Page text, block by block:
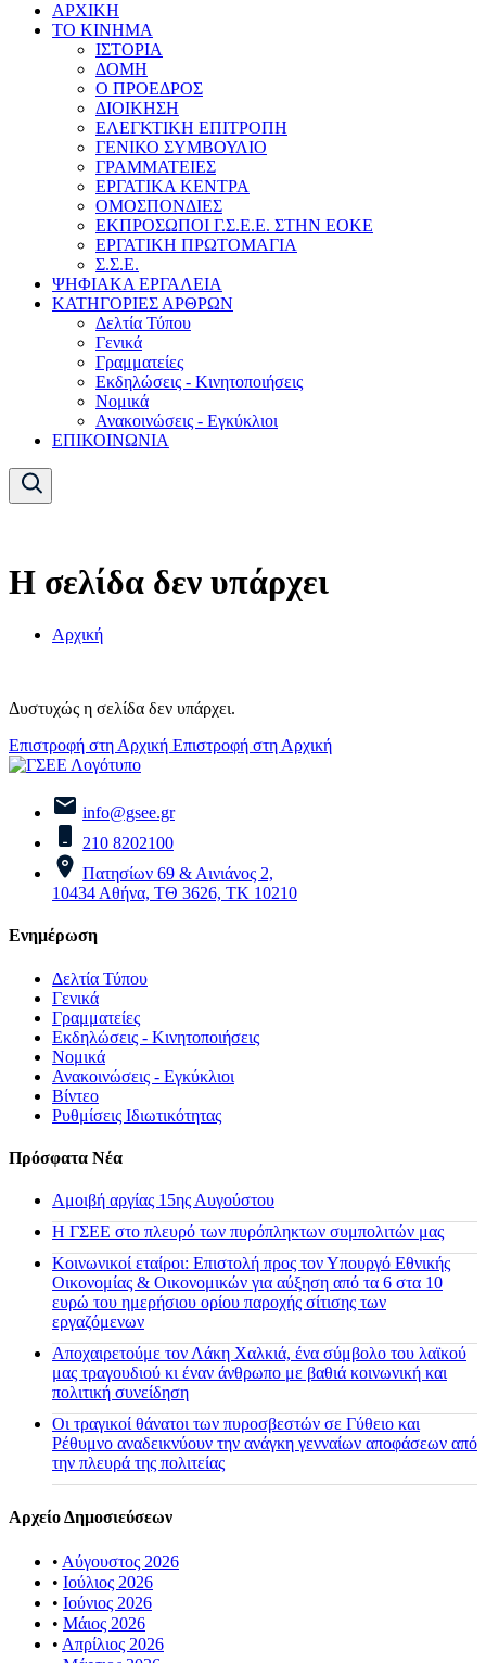
ΑΡΧΙΚΗ
ΤΟ ΚΙΝΗΜΑ
ΙΣΤΟΡΙΑ
ΔΟΜΗ
Ο ΠΡΟΕΔΡΟΣ
ΔΙΟΙΚΗΣΗ
ΕΛΕΓΚΤΙΚΗ ΕΠΙΤΡΟΠΗ
ΓΕΝΙΚΟ ΣΥΜΒΟΥΛΙΟ
ΓΡΑΜΜΑΤΕΙΕΣ
ΕΡΓΑΤΙΚΑ ΚΕΝΤΡΑ
ΟΜΟΣΠΟΝΔΙΕΣ
ΕΚΠΡΟΣΩΠΟΙ Γ.Σ.Ε.Ε. ΣΤΗΝ ΕΟΚΕ
ΕΡΓΑΤΙΚΗ ΠΡΩΤΟΜΑΓΙΑ
Σ.Σ.Ε.
ΨΗΦΙΑΚΑ ΕΡΓΑΛΕΙΑ
ΚΑΤΗΓΟΡΙΕΣ ΑΡΘΡΩΝ
Δελτία Τύπου
Γενικά
Γραμματείες
Εκδηλώσεις - Κινητοποιήσεις
Νομικά
Ανακοινώσεις - Εγκύκλιοι
ΕΠΙΚΟΙΝΩΝΙΑ
Η σελίδα δεν υπάρχει
Αρχική
Δυστυχώς η σελίδα δεν υπάρχει.
Επιστροφή στη Αρχική Επιστροφή στη Αρχική
info@gsee.gr
210 8202100
Πατησίων 69 & Αινιάνος 2,
10434 Αθήνα, ΤΘ 3626, ΤΚ 10210
Ενημέρωση
Δελτία Τύπου
Γενικά
Γραμματείες
Εκδηλώσεις - Κινητοποιήσεις
Νομικά
Ανακοινώσεις - Εγκύκλιοι
Βίντεο
Ρυθμίσεις Ιδιωτικότητας
Πρόσφατα Νέα
Αμοιβή αργίας 15ης Αυγούστου
H ΓΣΕΕ στο πλευρό των πυρόπληκτων συμπολιτών μας
Κοινωνικοί εταίροι: Επιστολή προς τον Υπουργό Εθνικής
Οικονομίας & Οικονομικών για αύξηση από τα 6 στα 10
ευρώ του ημερήσιου ορίου παροχής σίτισης των
εργαζόμενων
Αποχαιρετούμε τον Λάκη Χαλκιά, ένα σύμβολο του λαϊκού
μας τραγουδιού κι έναν άνθρωπο με βαθιά κοινωνική και
πολιτική συνείδηση
Οι τραγικοί θάνατοι των πυροσβεστών σε Γύθειο και
Ρέθυμνο αναδεικνύουν την ανάγκη γενναίων αποφάσεων από
την πλευρά της πολιτείας
Αρχείο Δημοσιεύσεων
• Αύγουστος 2026
• Ιούλιος 2026
• Ιούνιος 2026
• Μάιος 2026
• Απρίλιος 2026